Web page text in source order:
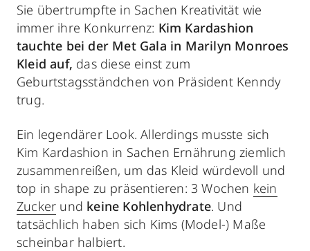
Sie übertrumpfte in Sachen Kreativität wie
immer ihre Konkurrenz: Kim Kardashion
tauchte bei der Met Gala in Marilyn Monroes
Kleid auf, das diese einst zum
Geburtstagsständchen von Präsident Kenndy
trug.
Ein legendärer Look. Allerdings musste sich
Kim Kardashion in Sachen Ernährung ziemlich
zusammenreißen, um das Kleid würdevoll und
top in shape zu präsentieren: 3 Wochen kein
Zucker und keine Kohlenhydrate. Und
tatsächlich haben sich Kims (Model-) Maße
scheinbar halbiert.